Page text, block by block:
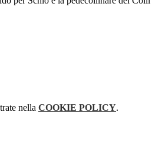
nella COOKIE POLICY.